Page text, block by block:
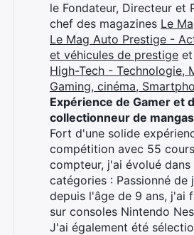
le Fondateur, Directeur et
chef des magazines Le
Le Mag Auto Prestige -
et véhicules de prestige et
High-Tech - Technologie,
Gaming, cinéma,
Expérience de Gamer et
collectionneur de
Fort d'une solide
compétition avec 55
compteur, j'ai évolué dans
catégories : Passionné de
depuis l'âge de 9 ans, j'ai
sur consoles Nintendo
J'ai également été